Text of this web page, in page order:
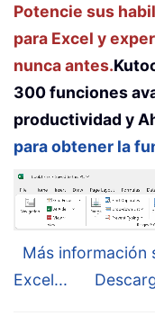
Potencie sus
para Excel y
nunca antes.
300 funciones
productividad y
para obtener la
Más información
Excel...